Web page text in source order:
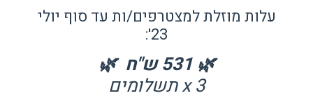
עלות מוזלת למצטרפים/ות עד סוף יולי
23':
🌿 531 ש"ח 🌿
x 3 תשלומים